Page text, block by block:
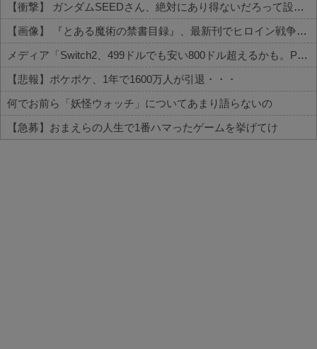
【衝撃】 ガンダムSEEDさん、絶対にあり得ないだろって設定がこちらｗｗｗ
【画像】 『とある魔術の禁書目録』、最新刊でヒロイン戦争決着ｗｗｗｗｗ
メディア「Switch2、499ドルでも安い800ドル超えるかも。PS5は直近での値上げ可能性低い」
【悲報】ポケポケ、1年で1600万人が引退・・・
何でお前ら「妖怪ウォッチ」についてあまり語らないの
【急募】おまえらの人生で1番ハマったゲームを挙げてけ